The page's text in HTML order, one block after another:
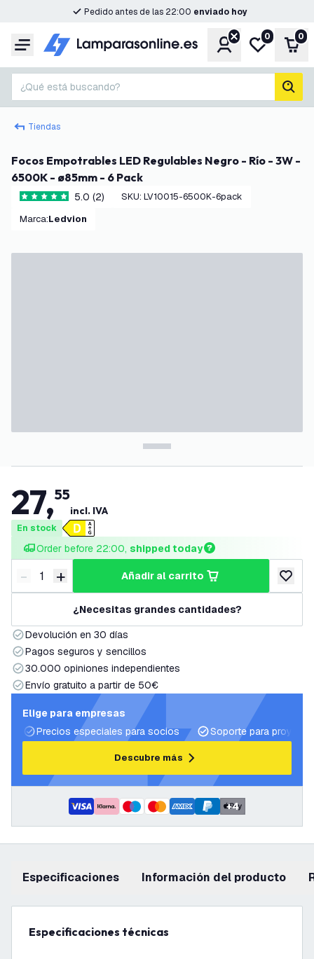
Pedido antes de las 22:00 enviado hoy
Menú CuentaMi lista de
0 0
¿Qué está buscando?
Tiendas
Focos Empotrables LED Regulables Negro - Río - 3W -
6500K - ø85mm - 6 Pack
5 estrellas de puntuación
5.0 (2) SKU: LV10015-6500K-6pack
Marca: Ledvion
27,55
incl. IVA
En stock
Order before 22:00, shipped today
Disminuir cantidad
- Aumentar cantidad
+ añadir al carrito
añadir
¿Necesitas grandes cantidades?
Devolución en 30 días
Pagos seguros y sencillos
30.000 opiniones independientes
Envío gratuito a partir de 50€
Elige para empresas
Precios especiales para socios
Soporte para
Descubre más
+4
Especificaciones información del producto
Especificaciones técnicas